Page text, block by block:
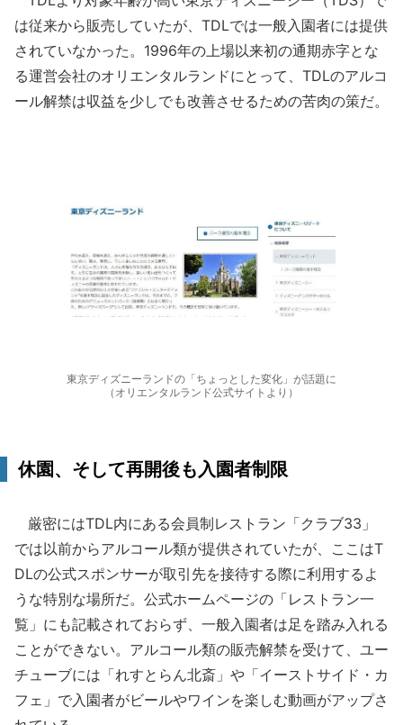
は従来から販売していたが、TDLでは一般入園者には提供
されていなかった。1996年の上場以来初の通期赤字とな
る運営会社のオリエンタルランドにとって、TDLのアルコ
ール解禁は収益を少しでも改善させるための苦肉の策だ。
東京ディズニーランドの「ちょっとした変化」が話題に
（オリエンタルランド公式サイトより）
休園、そして再開後も入園者制限
厳密にはTDL内にある会員制レストラン「クラブ33」
では以前からアルコール類が提供されていたが、ここはT
DLの公式スポンサーが取引先を接待する際に利用するよ
うな特別な場所だ。公式ホームページの「レストラン一
覧」にも記載されておらず、一般入園者は足を踏み入れる
ことができない。アルコール類の販売解禁を受けて、ユー
チューブには「れすとらん北斎」や「イーストサイド・カ
フェ」で入園者がビールやワインを楽しむ動画がアップさ